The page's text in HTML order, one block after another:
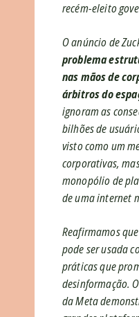
recém-eleito
O anúncio de
problema
nas mãos de
árbitros do
ignoram as
bilhões de
visto como um
corporativas,
monopólio de
de uma internet
Reafirmamos que
pode ser usada
práticas que
desinformação.
da Meta